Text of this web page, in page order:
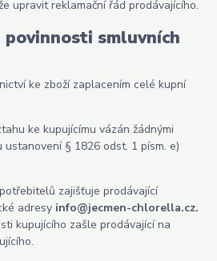
upravit reklamační řád prodávajícího.
smluvních
ke zboží zaplacením celé kupní
ke kupujícímu vázán žádnými
§ 1826 odst. 1 písm. e)
zajišťuje prodávající
adresy info@jecmen-chlorella.cz.
kupujícího zašle prodávající na